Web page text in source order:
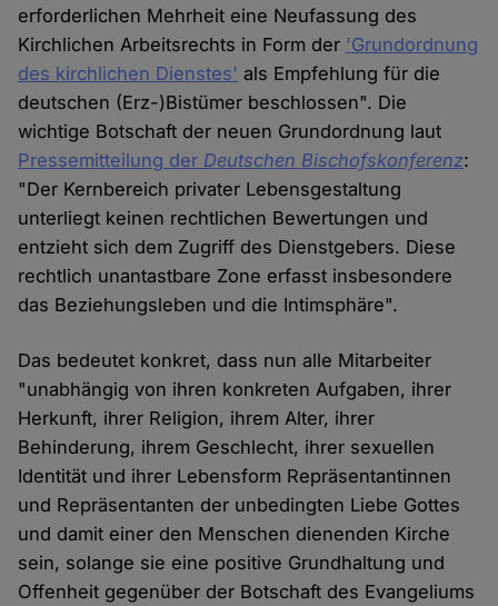
erforderlichen Mehrheit eine Neufassung des
Kirchlichen Arbeitsrechts in Form der 'Grundordnung
des kirchlichen Dienstes' als Empfehlung für die
deutschen (Erz-)Bistümer beschlossen". Die
wichtige Botschaft der neuen Grundordnung laut
Pressemitteilung der Deutschen Bischofskonferenz:
"Der Kernbereich privater Lebensgestaltung
unterliegt keinen rechtlichen Bewertungen und
entzieht sich dem Zugriff des Dienstgebers. Diese
rechtlich unantastbare Zone erfasst insbesondere
das Beziehungsleben und die Intimsphäre".
Das bedeutet konkret, dass nun alle Mitarbeiter
"unabhängig von ihren konkreten Aufgaben, ihrer
Herkunft, ihrer Religion, ihrem Alter, ihrer
Behinderung, ihrem Geschlecht, ihrer sexuellen
Identität und ihrer Lebensform Repräsentantinnen
und Repräsentanten der unbedingten Liebe Gottes
und damit einer den Menschen dienenden Kirche
sein, solange sie eine positive Grundhaltung und
Offenheit gegenüber der Botschaft des Evangeliums